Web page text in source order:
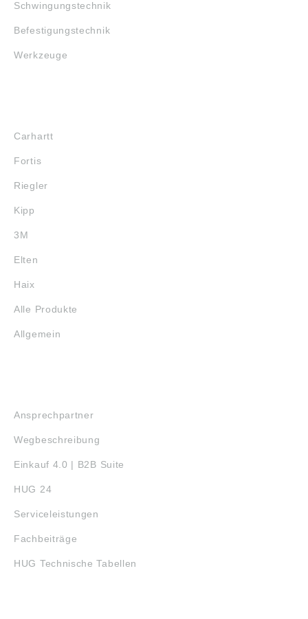
Schwingungstechnik
Befestigungstechnik
Werkzeuge
Carhartt
Fortis
Riegler
Kipp
3M
Elten
Haix
Alle Produkte
Allgemein
Ansprechpartner
Wegbeschreibung
Einkauf 4.0 | B2B Suite
HUG 24
Serviceleistungen
Fachbeiträge
HUG Technische Tabellen